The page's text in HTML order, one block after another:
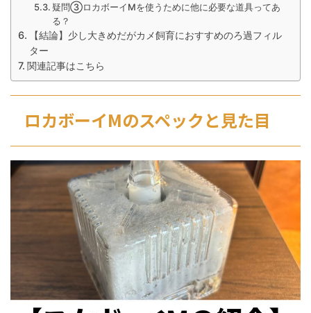
疑問③ロカボーイMを使うために他に必要な道具ってあ
る？
【結論】少し大きめだがカメ飼育におすすめのろ過フィル
ター
関連記事はこちら
ロカボーイMのスペックと見た目